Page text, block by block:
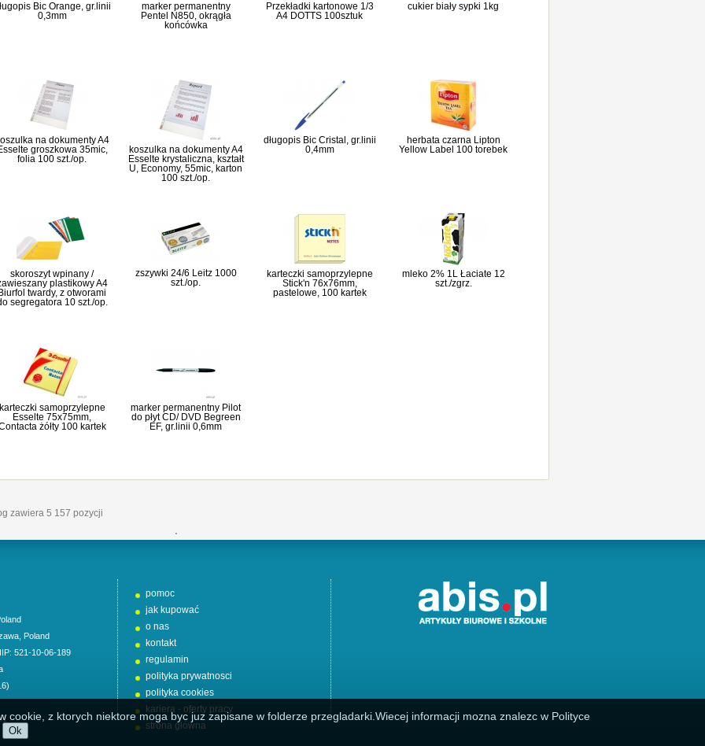
Bic Orange, gr.linii
0,3mm
marker permanentny
Pentel N850, okrągła
końcówka
Przekładki kartonowe 1/3
A4 DOTTS 100sztuk
cukier biały sypki 1kg
na dokumenty A4
groszkowa 35mic,
folia 100 szt./op.
koszulka na dokumenty A4
Esselte krystaliczna, kształt
U, Economy, 55mic, karton
100 szt./op.
długopis Bic Cristal, gr.linii
0,4mm
herbata czarna Lipton
Yellow Label 100 torebek
skoroszyt wpinany /
plastikowy A4
twardy, z otworami
segregatora 10 szt./op.
zszywki 24/6 Leitz 1000
szt./op.
karteczki samoprzylepne
Stick'n 76x76mm,
pastelowe, 100 kartek
mleko 2% 1L Łaciate 12
szt./zgrz.
samoprzylepne
Esselte 75x75mm,
żółty 100 kartek
marker permanentny Pilot
do płyt CD/ DVD Begreen
EF, gr.linii 0,6mm
zawiera 5 157 pozycji
'
Poland
521-10-06-189
pomoc
jak kupować
o nas
kontakt
regulamin
polityka prywatnosci
polityka cookies
kariera - oferty pracy
strona główna
cookie, z ktorych niektore moga byc juz zapisane w folderze przegladarki.Wiecej informacji mozna znalezc w Polityce